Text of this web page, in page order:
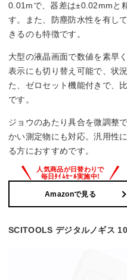
0.01mで、器差は±0.02mmと
す。また、防塵防水性を有し
きるのも特徴です。
大型の液晶画面で数値を素早
表示にも切り替え可能で、状
た、ゼロセット機能付きで、
です。
ジョウのあたり具合を微調整
かい測定物にも対応。汎用性
る方におすすめです。
Amazonで見る
SCITOOLS デジタルノギス